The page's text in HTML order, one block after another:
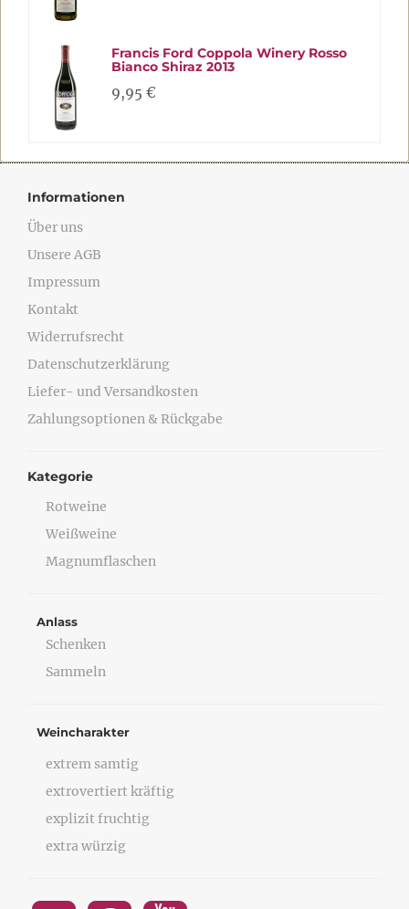
Francis Ford Coppola Winery Rosso
Bianco Shiraz 2013
9,95 €
Informationen
Über uns
Unsere AGB
Impressum
Kontakt
Widerrufsrecht
Datenschutzerklärung
Liefer- und Versandkosten
Zahlungsoptionen & Rückgabe
Kategorie
Rotweine
Weißweine
Magnumflaschen
Anlass
Schenken
Sammeln
Weincharakter
extrem samtig
extrovertiert kräftig
explizit fruchtig
extra würzig